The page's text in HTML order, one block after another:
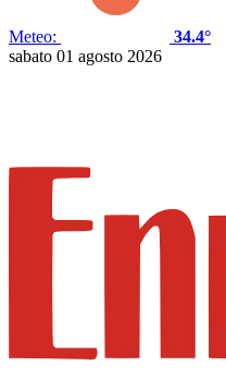
Meteo:
34.4°
sabato 01 agosto 2026